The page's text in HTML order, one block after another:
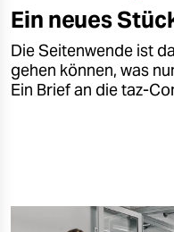
Ein neues
Die Seitenwende ist
gehen können, was
Ein Brief an die taz-